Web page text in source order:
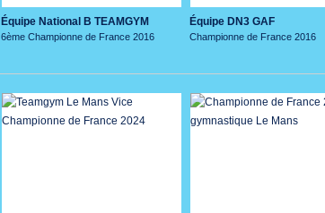
Équipe National B TEAMGYM
6ème Championne de France 2016
Équipe DN3 GAF
Championne de France 2016